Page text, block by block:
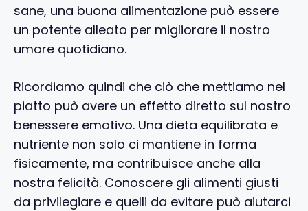
sane, una buona alimentazione può essere
un potente alleato per migliorare il nostro
umore quotidiano.
Ricordiamo quindi che ciò che mettiamo nel
piatto può avere un effetto diretto sul nostro
benessere emotivo. Una dieta equilibrata e
nutriente non solo ci mantiene in forma
fisicamente, ma contribuisce anche alla
nostra felicità. Conoscere gli alimenti giusti
da privilegiare e quelli da evitare può aiutarci